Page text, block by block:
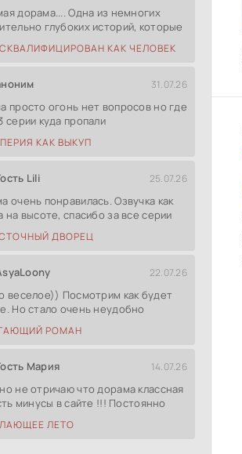
дорама.... Одна из немногих
глубоких историй, которые
КАК ЧЕЛОВЕК
31.07.26
просто огонь нет вопросов но где
серии куда пропали
КАК ВЫКУП
Lili 25.07.26
очень понравилась. Озвучка как
на высоте, спасибо за все серии
ДВОРЕЦ
22.07.26
веселое)) Посмотрим как будет
Но стало очень неудобно
РОМАН
Мария 14.07.26
не отричаю что дорама классная
минусы в сайте !!! Постоянно
ЛЕТО